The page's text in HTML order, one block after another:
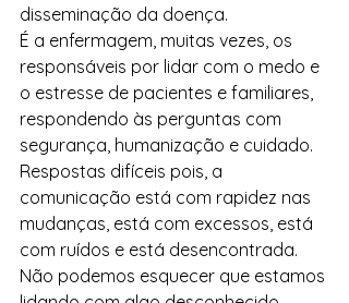
disseminação da doença.
É a enfermagem, muitas vezes, os
responsáveis por lidar com o medo e
o estresse de pacientes e familiares,
respondendo às perguntas com
segurança, humanização e cuidado.
Respostas difíceis pois, a
comunicação está com rapidez nas
mudanças, está com excessos, está
com ruídos e está desencontrada.
Não podemos esquecer que estamos